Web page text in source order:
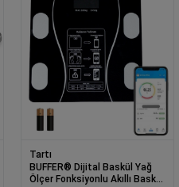
Tartı
BUFFER® Dijital Baskül Yağ
Ölçer Fonksiyonlu Akıllı Baskül